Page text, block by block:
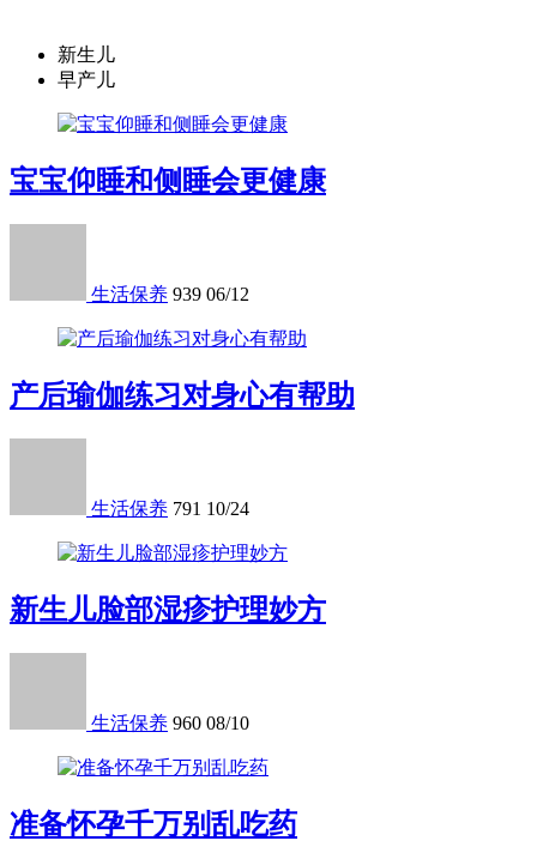
新生儿
早产儿
宝宝仰睡和侧睡会更健康
生活保养 939 06/12
产后瑜伽练习对身心有帮助
生活保养 791 10/24
新生儿脸部湿疹护理妙方
生活保养 960 08/10
准备怀孕千万别乱吃药